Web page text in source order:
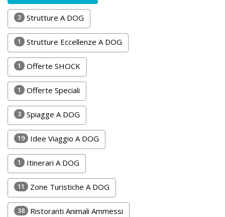
Lavora
con
Noi
Inserisci
Attività
Accedi
Registrati
3 Strutture A DOG
1 Strutture Eccellenze A DOG
1 Offerte SHOCK
1 Offerte Speciali
3 Spiagge A DOG
19 Idee Viaggio A DOG
1 Itinerari A DOG
11 Zone Turistiche A DOG
38 Ristoranti Animali Ammessi